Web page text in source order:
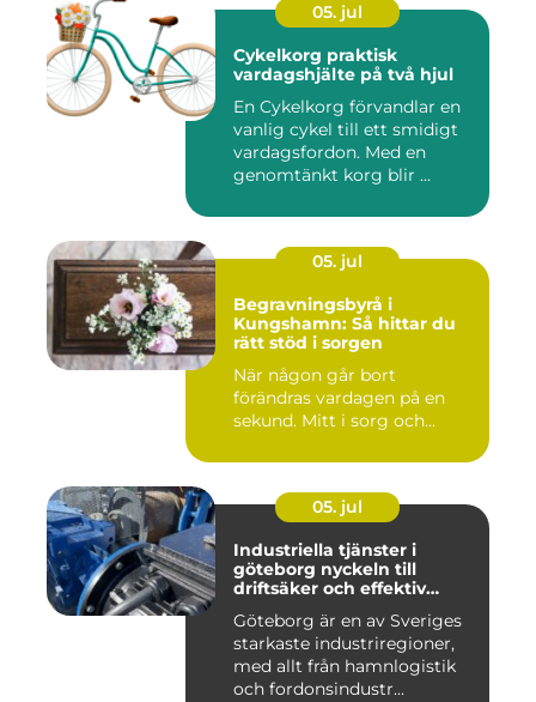
05. jul
Cykelkorg praktisk
vardagshjälte på två hjul
En Cykelkorg förvandlar en
vanlig cykel till ett smidigt
vardagsfordon. Med en
genomtänkt korg blir ...
05. jul
Begravningsbyrå i
Kungshamn: Så hittar du
rätt stöd i sorgen
När någon går bort
förändras vardagen på en
sekund. Mitt i sorg och...
05. jul
Industriella tjänster i
göteborg nyckeln till
driftsäker och effektiv
Göteborg är en av Sveriges
starkaste industriregioner,
med allt från hamnlogistik
och fordonsindustr...